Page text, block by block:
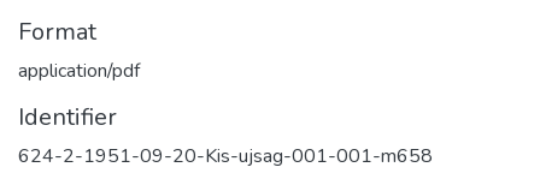
Format
application/pdf
Identifier
624-2-1951-09-20-Kis-ujsag-001-001-m658